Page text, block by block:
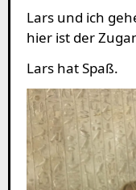
Lars und ich
hier ist der
Lars hat Spaß.